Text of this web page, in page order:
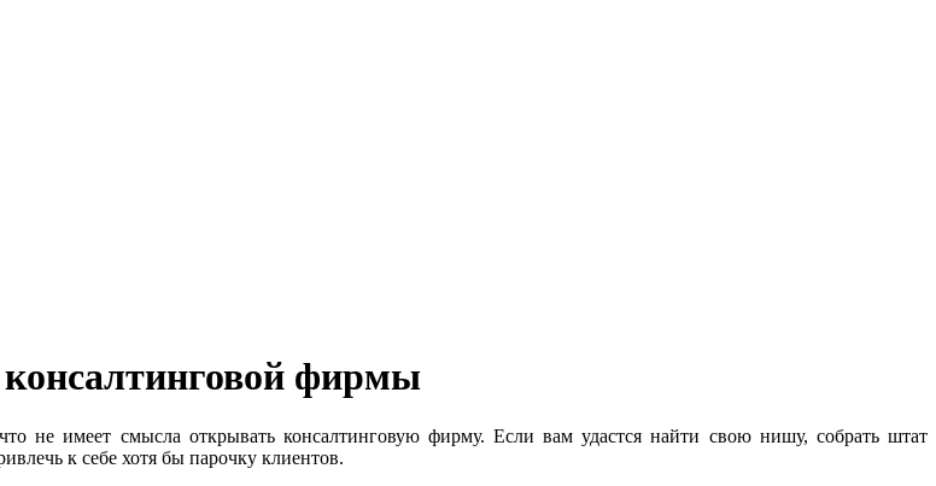
фирмы
не имеет смысла открывать консалтинговую фирму. Если вам удастся найти свою нишу, собрать штат
к себе хотя бы парочку клиентов.